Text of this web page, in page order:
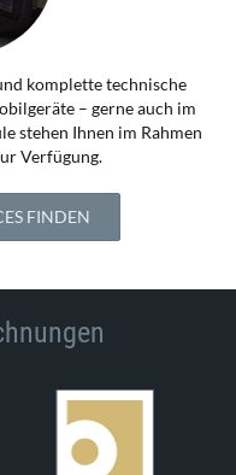
komplette technische
– gerne auch im
stehen Ihnen im Rahmen
Verfügung.
FINDEN